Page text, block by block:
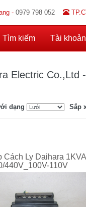
- 0979 798 052
Tìm kiếm Tài
Electric Co.,Ltd
dạng Sắp
Cách Ly Daihara 1KVA
440V_100V-110V